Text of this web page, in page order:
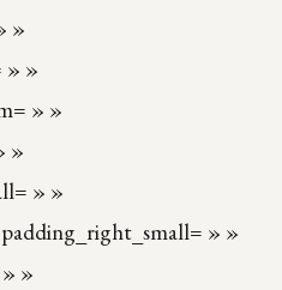
»
» »
» »
»
» »
» »
»